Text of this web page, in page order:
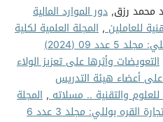
محمد رزق, دور الموارد المالية
للعاملين, المجلة العلمية لكلية
عدد 09 (2024)
التعويضات وأثرها على تعزيز الولاء
أعضاء هيئة التدريس
والتقنية .. مسلاته, المجلة
العلمية لكلية الإقتصاد والتجارة القره بوللي: مجلد 3 عدد 6